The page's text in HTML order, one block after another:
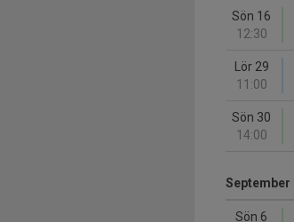
Sön 16
12:30
Lör 29
11:00
Sön 30
14:00
September
Sön 6